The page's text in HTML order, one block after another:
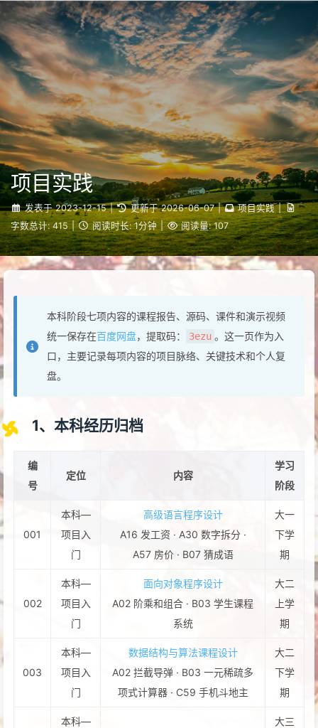
Ruiqy~
项目实践
发表于 2023-12-15 | 更新于 2026-06-07 | 项目实践 |
字数总计: 415 | 阅读时长: 1分钟 | 阅读量: 107
本科阶段七项内容的课程报告、源码、课件和演示视频
统一保存在百度网盘，提取码： 3ezu 。这一页作为入
口，主要记录每项内容的项目脉络、关键技术和个人复
盘。
1、本科经历归档
编
号
定位 内容
学习
阶段
001
本科—
项目入
门
高级语言程序设计
A16 发工资 · A30 数字拆分 ·
A57 房价 · B07 猜成语
大一
下学
期
002
本科—
项目入
门
面向对象程序设计
A02 阶乘和组合 · B03 学生课程
系统
大二
上学
期
003
本科—
项目入
门
数据结构与算法课程设计
A02 拦截导弹 · B03 一元稀疏多
项式计算器 · C59 手机斗地主
大二
下学
期
本科—
大三